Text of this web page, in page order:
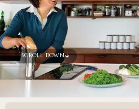
SCROLL DOWN